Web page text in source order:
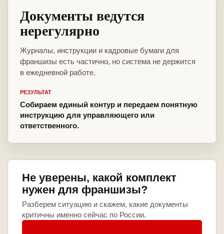
Документы ведутся
нерегулярно
Журналы, инструкции и кадровые бумаги для
франшизы есть частично, но система не держится
в ежедневной работе.
РЕЗУЛЬТАТ
Собираем единый контур и передаем понятную
инструкцию для управляющего или
ответственного.
Не уверены, какой комплект
нужен для франшизы?
Разберем ситуацию и скажем, какие документы
критичны именно сейчас по России.